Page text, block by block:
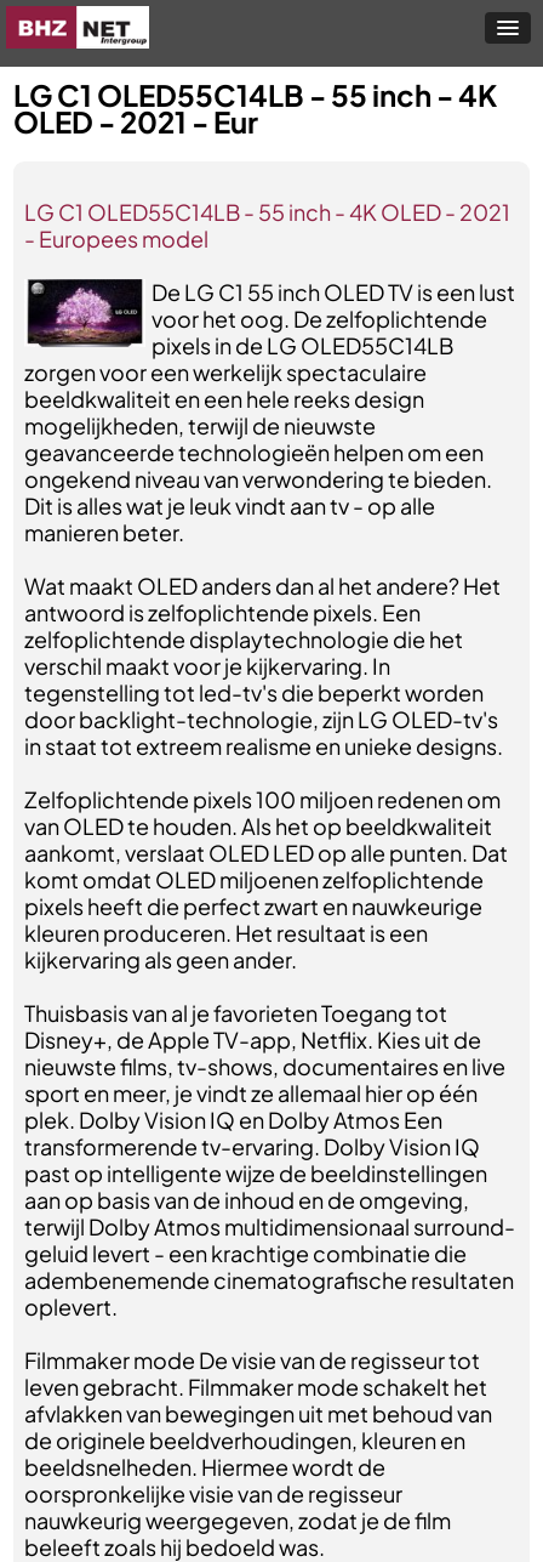
LG C1 OLED55C14LB - 55 inch - 4K
OLED - 2021 - Eur
LG C1 OLED55C14LB - 55 inch - 4K OLED - 2021
- Europees model
De LG C1 55 inch OLED TV is een lust
voor het oog. De zelfoplichtende
pixels in de LG OLED55C14LB
zorgen voor een werkelijk spectaculaire
beeldkwaliteit en een hele reeks design
mogelijkheden, terwijl de nieuwste
geavanceerde technologieën helpen om een
ongekend niveau van verwondering te bieden.
Dit is alles wat je leuk vindt aan tv - op alle
manieren beter.
Wat maakt OLED anders dan al het andere? Het
antwoord is zelfoplichtende pixels. Een
zelfoplichtende displaytechnologie die het
verschil maakt voor je kijkervaring. In
tegenstelling tot led-tv's die beperkt worden
door backlight-technologie, zijn LG OLED-tv's
in staat tot extreem realisme en unieke designs.
Zelfoplichtende pixels 100 miljoen redenen om
van OLED te houden. Als het op beeldkwaliteit
aankomt, verslaat OLED LED op alle punten. Dat
komt omdat OLED miljoenen zelfoplichtende
pixels heeft die perfect zwart en nauwkeurige
kleuren produceren. Het resultaat is een
kijkervaring als geen ander.
Thuisbasis van al je favorieten Toegang tot
Disney+, de Apple TV-app, Netflix. Kies uit de
nieuwste films, tv-shows, documentaires en live
sport en meer, je vindt ze allemaal hier op één
plek. Dolby Vision IQ en Dolby Atmos Een
transformerende tv-ervaring. Dolby Vision IQ
past op intelligente wijze de beeldinstellingen
aan op basis van de inhoud en de omgeving,
terwijl Dolby Atmos multidimensionaal surround-
geluid levert - een krachtige combinatie die
adembenemende cinematografische resultaten
oplevert.
Filmmaker mode De visie van de regisseur tot
leven gebracht. Filmmaker mode schakelt het
afvlakken van bewegingen uit met behoud van
de originele beeldverhoudingen, kleuren en
beeldsnelheden. Hiermee wordt de
oorspronkelijke visie van de regisseur
nauwkeurig weergegeven, zodat je de film
beleeft zoals hij bedoeld was.